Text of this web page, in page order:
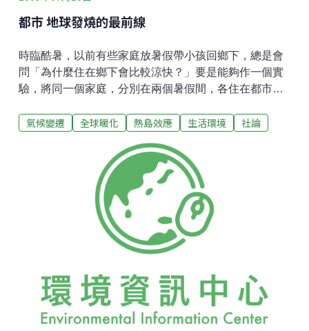
都市 地球發燒的最前線
時臨酷暑，以前有些家庭放暑假帶小孩回鄉下，總是會
問「為什麼住在鄉下會比較涼快？」要是能夠作一個實
驗，將同一個家庭，分別在兩個暑假間，各住在都市與
現，在都市中用掉的電能比鄉下多許多。理由是溫度每
同一時間內比鄉下都高個3℃以上，如此一差就差個18%
的耗電。從經驗上來說，大家都知道都市環境比鄉下
熱，但為什麼會比較熱？有人可能會說，都市冷氣機多
對街道排熱，造成環境增熱；也有人說，都市交通密
集，車輛排出熱影響了環境...等。熱島效應 來自實證觀
察7月4日由台北市政府所舉辦的一場「2009都市熱島退
燒國際研討會」，部分解答這些疑惑。說是部分，是因
為造成熱的主要的原因仍不明。學者提出的熱島效應
（Heat Island），主要是根據現象的觀察來說的，雖然
研討會中有提出「退燒」的技術，但由於對主要來源仍
不清楚
氣候變遷 全球暖化 熱島效應 生活環境 社論